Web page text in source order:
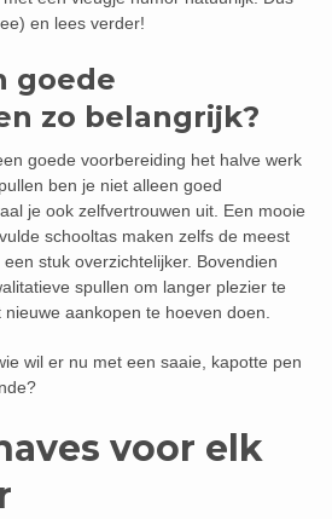
en lees verder!
goede
zo belangrijk?
goede voorbereiding het halve werk
ben je niet alleen goed
je ook zelfvertrouwen uit. Een mooie
schooltas maken zelfs de meest
stuk overzichtelijker. Bovendien
spullen om langer plezier te
aankopen te hoeven doen.
wil er nu met een saaie, kapotte pen
voor elk